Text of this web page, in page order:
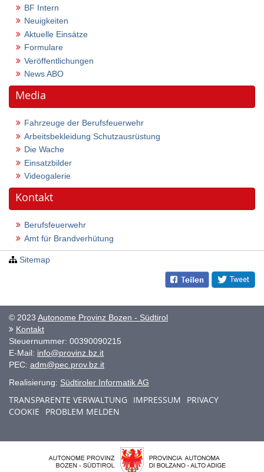
BF Intern
Neuigkeiten
Aktuelle Einsätze
Formulare
Veröffentlichungen
News ABO
Media
Fahrzeuge der Berufsfeuerwehr
Arbeitsbekleidung Schutzausrüstung
Die Wache
Einsatzbilder
Videogalerie
Kontakt
Berufsfeuerwehr
Amt für Brandverhütung
Sitemap
© 2023 Autonome Provinz Bozen - Südtirol
Kontakt
Steuernummer: 00390090215
E-Mail: info@provinz.bz.it
PEC: adm@pec.prov.bz.it
Realisierung: Südtiroler Informatik AG
TRANSPARENTE VERWALTUNG IMPRESSUM
PRIVACY
COOKIE
PROBLEM MELDEN